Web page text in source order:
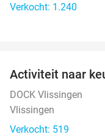
Verkocht: 1.240
Activiteit naar
DOCK Vlissingen
Vlissingen
Verkocht: 519